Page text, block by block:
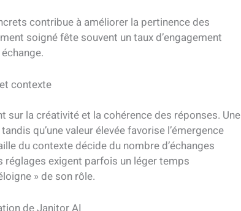
contribue à améliorer la pertinence des
soigné fête souvent un taux d’engagement
contexte
sur la créativité et la cohérence des réponses. Une
qu’une valeur élevée favorise l’émergence
du contexte décide du nombre d’échanges
exigent parfois un léger temps
» de son rôle.